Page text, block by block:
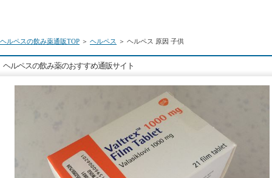
ヘルペスの飲み薬通販TOP ＞ ヘルペス ＞ ヘルペス 原因 子供
ヘルペスの飲み薬のおすすめ通販サイト